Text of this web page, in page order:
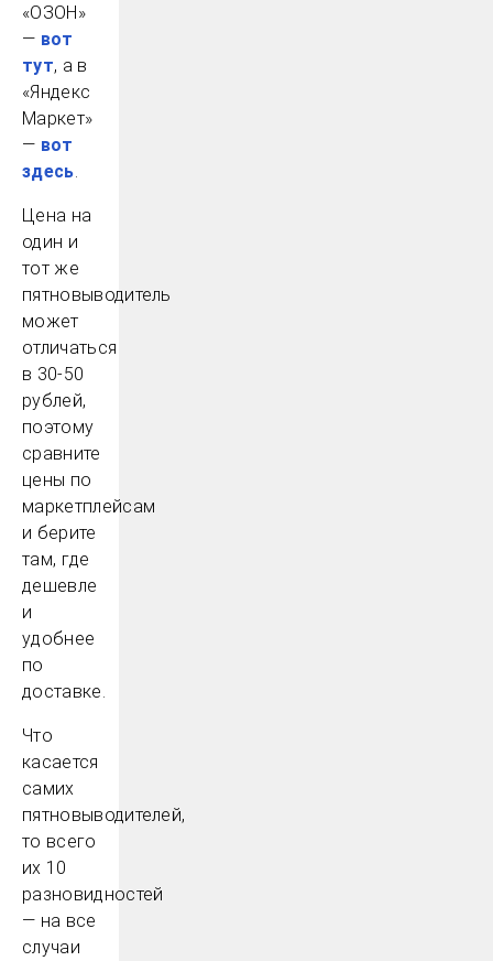
«ОЗОН»
— вот
тут, а в
«Яндекс
Маркет»
— вот
здесь
Цена на
один и
тот же
пятновыводитель
может
отличаться
в 30-50
рублей,
поэтому
сравните
цены по
маркетплейсам
и берите
там, где
дешевле
и
удобнее
по
доставке.
Что
касается
самих
пятновыводителей,
то всего
их 10
разновидностей
— на все
случаи